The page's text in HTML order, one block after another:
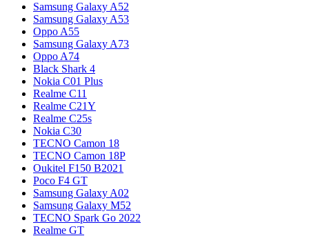
Samsung Galaxy A52
Samsung Galaxy A53
Oppo A55
Samsung Galaxy A73
Oppo A74
Black Shark 4
Nokia C01 Plus
Realme C11
Realme C21Y
Realme C25s
Nokia C30
TECNO Camon 18
TECNO Camon 18P
Oukitel F150 B2021
Poco F4 GT
Samsung Galaxy A02
Samsung Galaxy M52
TECNO Spark Go 2022
Realme GT